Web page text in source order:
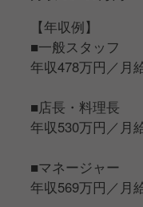
様々なチャンスや
キャリアアップの
同じ当社の社員であ
働く目的や、将来
叶えることができ
【年収例】
■一般スタッフ
年収478万円／月
■店長・料理長
年収530万円／月
■マネージャー
年収569万円／月